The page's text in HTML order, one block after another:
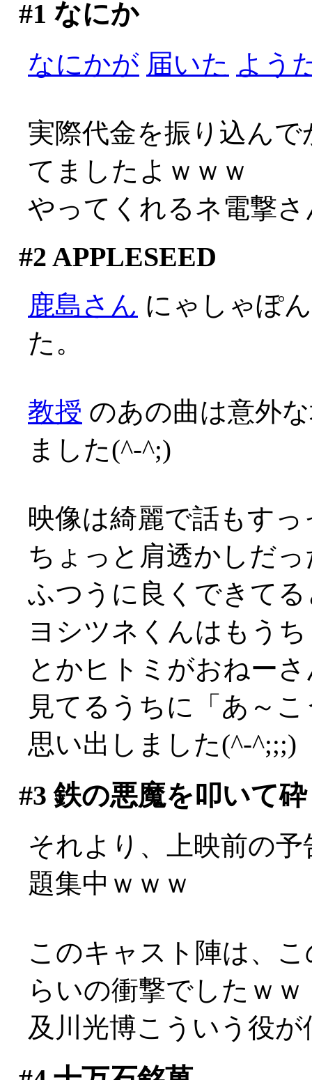
#1 なにか
なにかが 届いた よう
実際代金を振り込ん
てましたよｗｗｗ
やってくれるネ電撃さ
#2 APPLESEED
鹿島さん にゃしゃぽ
た。
教授 のあの曲は意外
ました(^-^;)
映像は綺麗で話もす
ちょっと肩透かしだ
ふつうに良くできて
ヨシツネくんはもう
とかヒトミがおねー
見てるうちに「あ～
思い出しました(^-^;;;)
#3 鉄の悪魔を叩いて
それより、上映前の
題集中ｗｗｗ
このキャスト陣は、
らいの衝撃でしたｗｗ
及川光博こういう役